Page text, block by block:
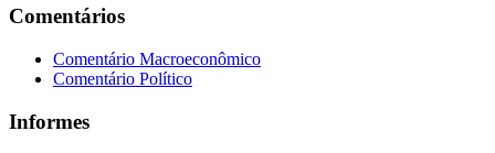
Comentários
Comentário Macroeconômico
Comentário Político
Informes